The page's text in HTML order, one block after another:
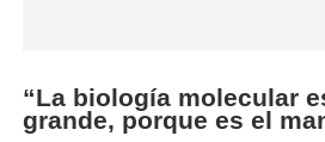
“La biología molecular
grande, porque es el